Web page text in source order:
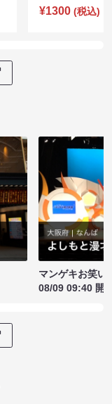
¥1300 (税込)
マンゲキお笑い
08/09 09:40 開